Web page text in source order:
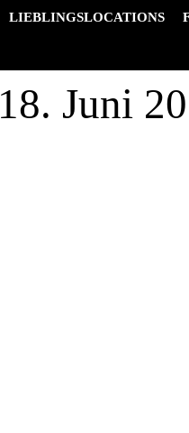
LIEBLINGSLOCATIONS
18. Juni